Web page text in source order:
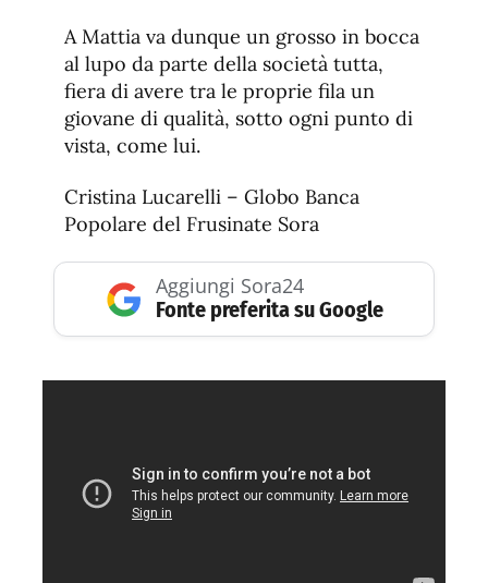
A Mattia va dunque un grosso in bocca
al lupo da parte della società tutta,
fiera di avere tra le proprie fila un
giovane di qualità, sotto ogni punto di
vista, come lui.
Cristina Lucarelli – Globo Banca
Popolare del Frusinate Sora
Aggiungi Sora24
Fonte preferita su Google